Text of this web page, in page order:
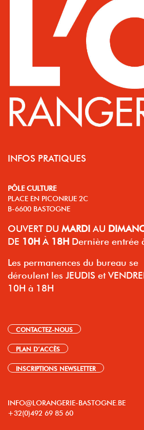
INFOS PRATIQUES
PÔLE CULTURE
PLACE EN PICONRUE 2C
B-6600 BASTOGNE
OUVERT DU MARDI AU
DE 10H À 18H Dernière entrée
Les permanences du bureau se
déroulent les JEUDIS et
10H à 18H
CONTACTEZ-NOUS
PLAN D’ACCÈS
INSCRIPTIONS NEWSLETTER
INFO@LORANGERIE-BASTOGNE.BE
+32(0)492 69 85 60